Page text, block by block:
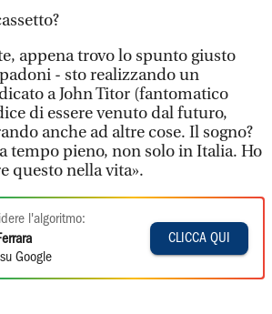
appena trovo lo spunto giusto
- sto realizzando un
a John Titor (fantomatico
di essere venuto dal futuro,
anche ad altre cose. Il sogno?
tempo pieno, non solo in Italia. Ho
questo nella vita».
l'algoritmo:
Google
CLICCA QUI